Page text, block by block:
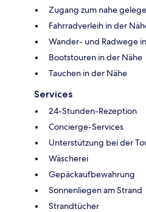
Zugang zum nahe
Fahrradverleih in der
Wander- und Radwege
Bootstouren in der Nähe
Tauchen in der Nähe
Services
24-Stunden-Rezeption
Concierge-Services
Unterstützung bei der
Wäscherei
Gepäckaufbewahrung
Sonnenliegen am Strand
Strandtücher